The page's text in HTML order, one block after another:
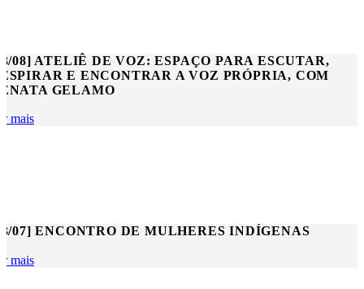
08] ATELIÊ DE VOZ: ESPAÇO PARA ESCUTAR,
E ENCONTRAR A VOZ PRÓPRIA, COM
GELAMO
mais
07] ENCONTRO DE MULHERES INDÍGENAS
mais